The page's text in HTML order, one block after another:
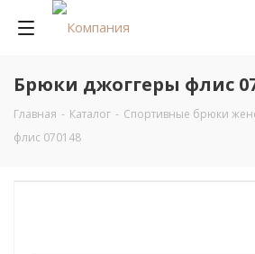
Брюки джоггеры флис
Главная - Каталог - Спортивные брюки
флис 070148